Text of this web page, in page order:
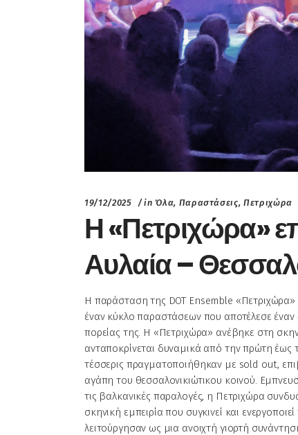
19/12/2025 in Όλα, Παραστάσεις,Πετριχώρα
Η «Πετριχώρα»
Αυλαία –
Η παράσταση της DOT Ensemble
έναν κύκλο παραστάσεων που αποτέλεσε
πορείας της. Η «Πετριχώρα» ανέβηκε στη
ανταποκρίνεται δυναμικά από την πρώτη έως
τέσσερις πραγματοποιήθηκαν με sold out,
αγάπη του θεσσαλονικιώτικου κοινού.
τις βαλκανικές παραλογές, η Πετριχώρα
σκηνική εμπειρία που συγκινεί και
λειτούργησαν ως μια ανοιχτή γιορτή